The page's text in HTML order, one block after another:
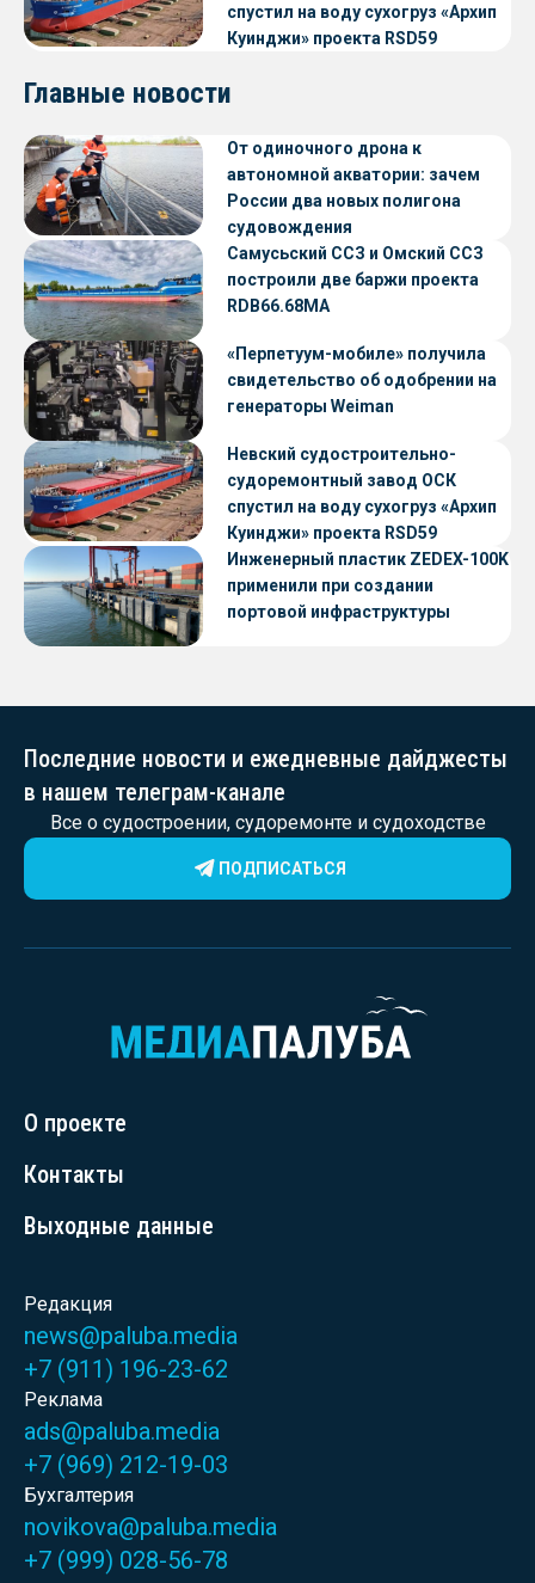
спустил на воду сухогруз «Архип
Куинджи» проекта RSD59
Главные новости
От одиночного дрона к
автономной акватории: зачем
России два новых полигона
судовождения
Самусьский ССЗ и Омский ССЗ
построили две баржи проекта
RDB66.68МА
«Перпетуум-мобиле» получила
свидетельство об одобрении на
генераторы Weiman
Невский судостроительно-
судоремонтный завод ОСК
спустил на воду сухогруз «Архип
Куинджи» проекта RSD59
Инженерный пластик ZEDEX-100K
применили при создании
портовой инфраструктуры
Последние новости и ежедневные дайджесты
в нашем телеграм-канале
Все о судостроении, судоремонте и судоходстве
ПОДПИСАТЬСЯ
О проекте
Контакты
Выходные данные
Редакция
news@paluba.media
+7 (911) 196-23-62
Реклама
ads@paluba.media
+7 (969) 212-19-03
Бухгалтерия
novikova@paluba.media
+7 (999) 028-56-78